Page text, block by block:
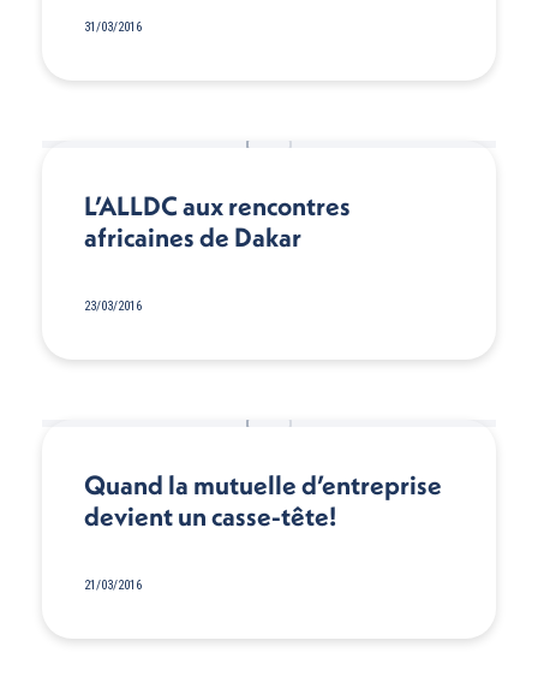
31/03/2016
L’ALLDC aux rencontres
africaines de Dakar
23/03/2016
Quand la mutuelle d’entreprise
devient un casse-tête!
21/03/2016